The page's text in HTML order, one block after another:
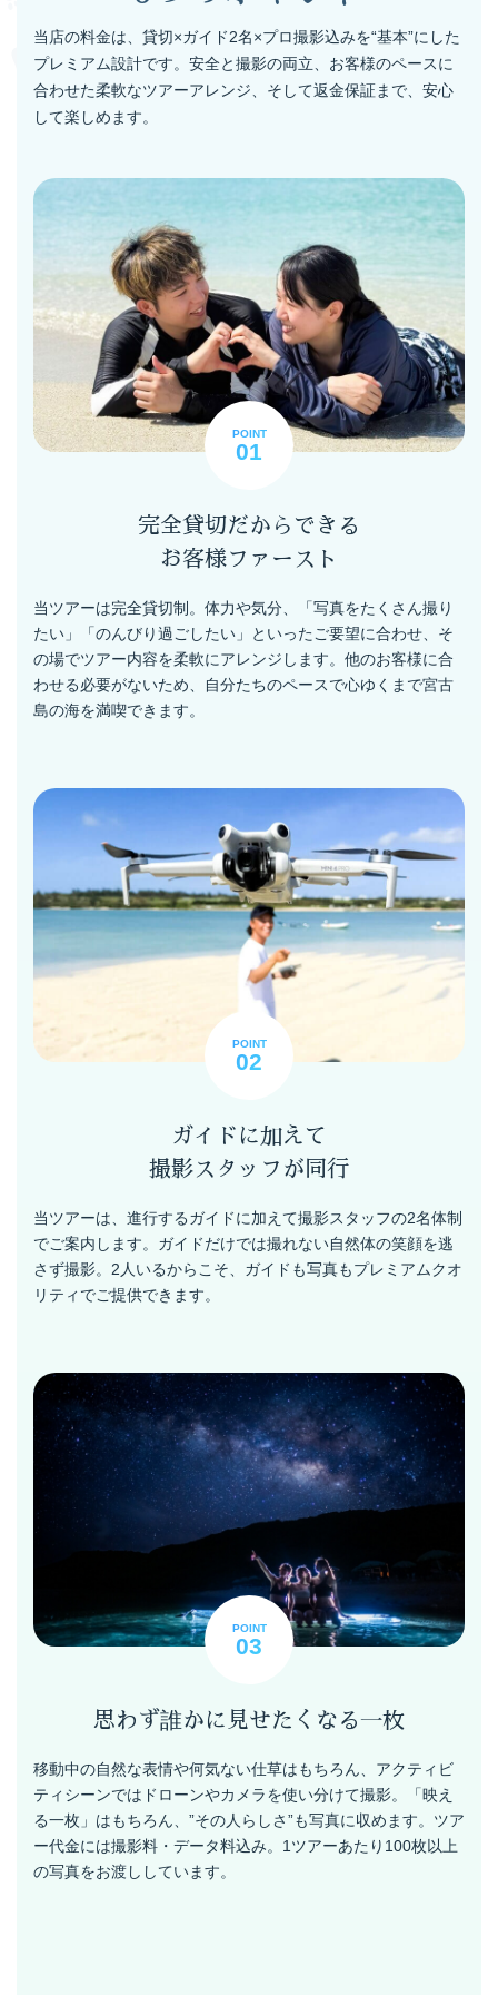
当店の料金は、貸切×ガイド2名×プロ撮影込みを“基本”にした
プレミアム設計です。安全と撮影の両立、お客様のペースに
合わせた柔軟なツアーアレンジ、そして返金保証まで、安心
して楽しめます。
POINT
01
完全貸切だからできる
お客様ファースト
当ツアーは完全貸切制。体力や気分、「写真をたくさん撮り
たい」「のんびり過ごしたい」といったご要望に合わせ、そ
の場でツアー内容を柔軟にアレンジします。他のお客様に合
わせる必要がないため、自分たちのペースで心ゆくまで宮古
島の海を満喫できます。
POINT
02
ガイドに加えて
撮影スタッフが同行
当ツアーは、進行するガイドに加えて撮影スタッフの2名体制
でご案内します。ガイドだけでは撮れない自然体の笑顔を逃
さず撮影。2人いるからこそ、ガイドも写真もプレミアムクオ
リティでご提供できます。
POINT
03
思わず誰かに見せたくなる一枚
移動中の自然な表情や何気ない仕草はもちろん、アクティビ
ティシーンではドローンやカメラを使い分けて撮影。「映え
る一枚」はもちろん、”その人らしさ”も写真に収めます。ツア
ー代金には撮影料・データ料込み。1ツアーあたり100枚以上
の写真をお渡ししています。